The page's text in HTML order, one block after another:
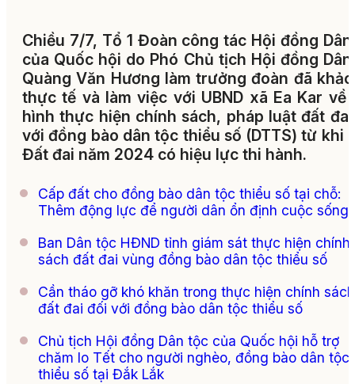
Chiều 7/7, Tổ 1 Đoàn công tác Hội đồng
của Quốc hội do Phó Chủ tịch Hội đồng
Quàng Văn Hương làm trưởng đoàn đã
thực tế và làm việc với UBND xã Ea Kar về
hình thực hiện chính sách, pháp luật đất
với đồng bào dân tộc thiểu số (DTTS) từ khi
Đất đai năm 2024 có hiệu lực thi hành.
Cấp đất cho đồng bào dân tộc thiểu số tại chỗ:
Thêm động lực để người dân ổn định cuộc sống
Ban Dân tộc HĐND tỉnh giám sát thực hiện chính
sách đất đai vùng đồng bào dân tộc thiểu số
Cần tháo gỡ khó khăn trong thực hiện chính sách
đất đai đối với đồng bào dân tộc thiểu số
Chủ tịch Hội đồng Dân tộc của Quốc hội hỗ trợ
chăm lo Tết cho người nghèo, đồng bào dân tộc
thiểu số tại Đắk Lắk